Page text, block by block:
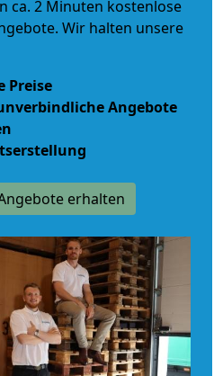
ca. 2 Minuten kostenlose
Wir halten unsere
Preise
Angebote
erhalten